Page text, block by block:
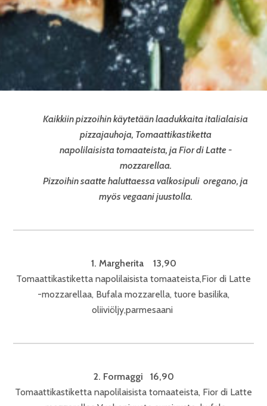
Kaikkiin pizzoihin käytetään laadukkaita italialaisia
pizzajauhoja, Tomaattikastiketta
napolilaisista tomaateista, ja Fior di Latte -
mozzarellaa.
Pizzoihin saatte haluttaessa valkosipuli oregano, ja
myös vegaani juustolla.
1. Margherita 13,90
Tomaattikastiketta napolilaisista tomaateista,Fior di Latte
-mozzarellaa, Bufala mozzarella, tuore basilika,
oliiviöljy,parmesaani
2. Formaggi 16,90
Tomaattikastiketta napolilaisista tomaateista, Fior di Latte